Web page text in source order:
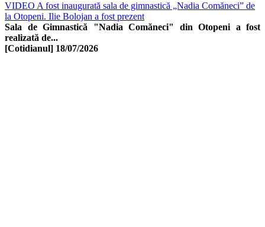
VIDEO A fost inaugurată sala de gimnastică „Nadia Comăneci” de
la Otopeni. Ilie Bolojan a fost prezent
Sala de Gimnastică "Nadia Comăneci" din Otopeni a fost
realizată de...
[Cotidianul] 18/07/2026